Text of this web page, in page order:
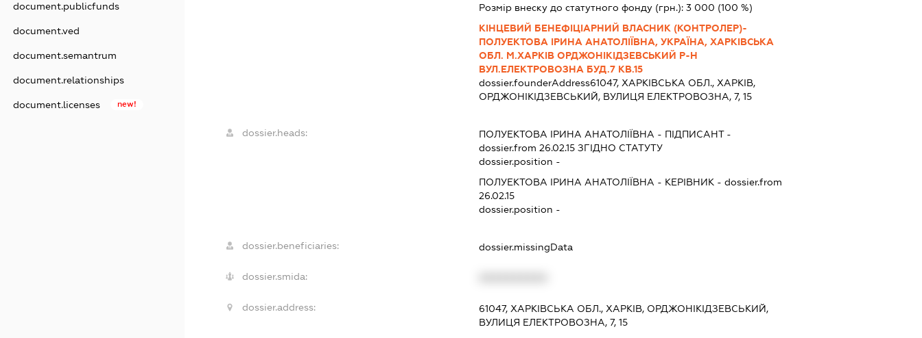
document.publicfunds
document.ved
document.semantrum
document.relationships
document.licenses new!
Розмір внеску до статутного фонду (грн.): 3 000 (100 %)
КІНЦЕВИЙ БЕНЕФІЦІАРНИЙ ВЛАСНИК (КОНТРОЛЕР)-
ПОЛУЕКТОВА ІРИНА АНАТОЛІЇВНА, УКРАЇНА, ХАРКІВСЬКА
ОБЛ. М.ХАРКІВ ОРДЖОНІКІДЗЕВСЬКИЙ Р-Н
ВУЛ.ЕЛЕКТРОВОЗНА БУД.7 КВ.15
dossier.founderAddress61047, ХАРКІВСЬКА ОБЛ., ХАРКІВ,
ОРДЖОНІКІДЗЕВСЬКИЙ, ВУЛИЦЯ ЕЛЕКТРОВОЗНА, 7, 15
dossier.heads: ПОЛУЕКТОВА ІРИНА АНАТОЛІЇВНА - ПІДПИСАНТ-
dossier.from 26.02.15ЗГІДНО СТАТУТУ
dossier.position -
ПОЛУЕКТОВА ІРИНА АНАТОЛІЇВНА - КЕРІВНИК - dossier.from
26.02.15
dossier.position -
dossier.beneficiaries: dossier.missingData
dossier.smida:
dossier.address:
61047, ХАРКІВСЬКА ОБЛ., ХАРКІВ, ОРДЖОНІКІДЗЕВСЬКИЙ,
ВУЛИЦЯ ЕЛЕКТРОВОЗНА, 7, 15